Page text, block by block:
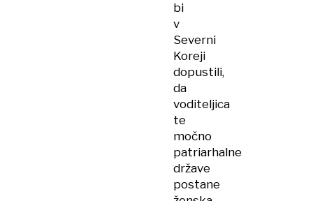
bi
v
Severni
Koreji
dopustili,
da
voditeljica
te
močno
patriarhalne
države
postane